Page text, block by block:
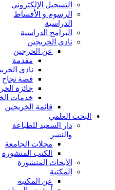
التسجيل الإلكتروني
الرسوم و الأقساط
الدراسية
البرامج الدراسية
نادي الخريجين
عن الخرجين
مقدمة
نادي
قصة نجاح
جائزة
خدمات
قائمة الخريجين
البحث العلمي
دار السعيد للطباعة
والنشر
مجلات الجامعة
الكتب المنشورة
الأبحاث المنشورة
المكتبة
عن المكتبة